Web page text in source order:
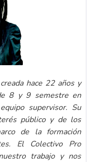
hace 22 años y
8 y 9 semestre en
supervisor. Su
público y de los
de la formación
El Colectivo Pro
trabajo y nos